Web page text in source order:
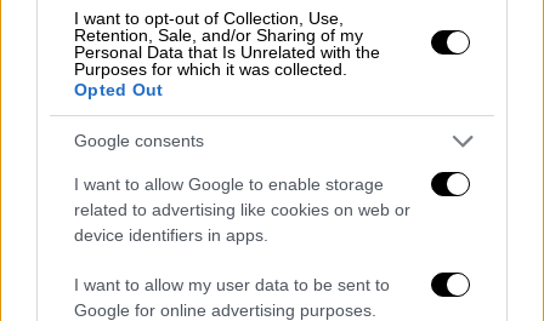
I want to opt-out of Collection, Use,
Retention, Sale, and/or Sharing of my
Personal Data that Is Unrelated with the
Purposes for which it was collected.
Opted Out
Google consents
I want to allow Google to enable storage
related to advertising like cookies on web or
device identifiers in apps.
I want to allow my user data to be sent to
Google for online advertising purposes.
Η Κοινή Υπουργική Απόφαση, η οποία
υπεγράφη την προηγούμενη εβδομάδα από
την υπουργό Παιδείας, Θρησκευμάτων και
Αθλητισμού και τον Υπουργό Ψηφιακής
Διακυβέρνησης και Τεχνητής Νοημοσύνης,
θέτει τους κανόνες για την υπεύθυνη,
ασφαλή και δημιουργική χρήση της ΤΝ στην
τάξη. Σε πρόσφατα σχόλιά του, ο Andreas
Schleicher, διευθυντής Εκπαίδευσης και
Δεξιοτήτων στον Οργανισμό Οικονομικής